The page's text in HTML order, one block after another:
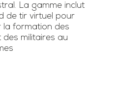
La gamme inclut
de tir virtuel pour
la formation des
des militaires au